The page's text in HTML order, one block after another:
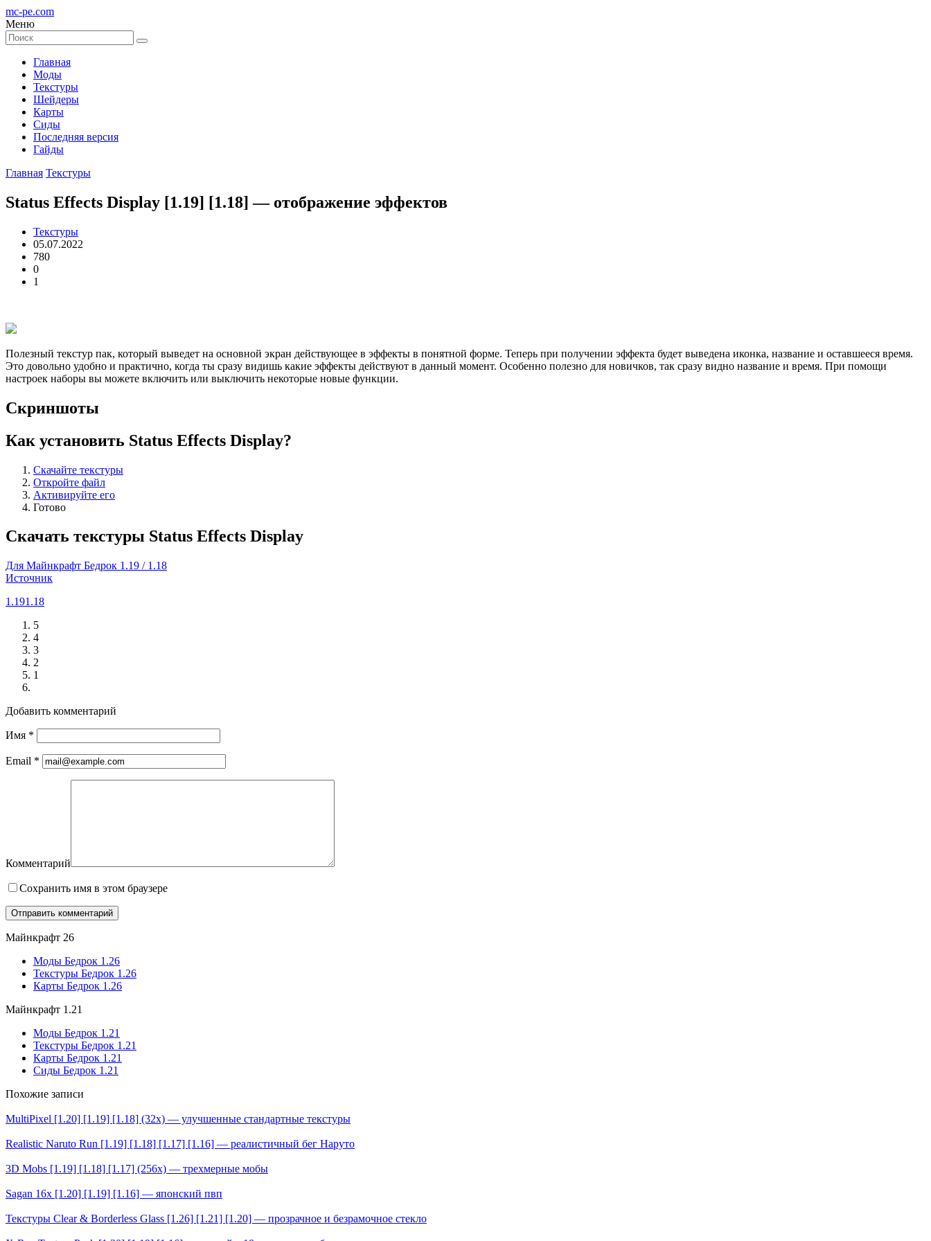
mc-pe.com
Меню
Главная
Моды
Текстуры
Шейдеры
Карты
Сиды
Последняя версия
Гайды
Главная Текстуры
Status Effects Display [1.19] [1.18] — отображение эффектов
Текстуры
05.07.2022
780
0
1
Полезный текстур пак, который выведет на основной экран действующее в эффекты в понятной форме. Теперь при получении эффекта будет выведена иконка, название и оставшееся время.
Это довольно удобно и практично, когда ты сразу видишь какие эффекты действуют в данный момент. Особенно полезно для новичков, так сразу видно название и время. При помощи
настроек наборы вы можете включить или выключить некоторые новые функции.
Скриншоты
Как установить Status Effects Display?
Скачайте текстуры
Откройте файл
Активируйте его
Готово
Скачать текстуры Status Effects Display
Для Майнкрафт Бедрок 1.19 / 1.18
Источник
1.191.18
5
4
3
2
1
Добавить комментарий
Имя *
Email *
Комментарий
Сохранить имя в этом браузере
Майнкрафт 26
Моды Бедрок 1.26
Текстуры Бедрок 1.26
Карты Бедрок 1.26
Майнкрафт 1.21
Моды Бедрок 1.21
Текстуры Бедрок 1.21
Карты Бедрок 1.21
Сиды Бедрок 1.21
Похожие записи
MultiPixel [1.20] [1.19] [1.18] (32x) — улучшенные стандартные текстуры
Realistic Naruto Run [1.19] [1.18] [1.17] [1.16] — реалистичный бег Наруто
3D Mobs [1.19] [1.18] [1.17] (256x) — трехмерные мобы
Sagan 16x [1.20] [1.19] [1.16] — японский пвп
Текстуры Clear & Borderless Glass [1.26] [1.21] [1.20] — прозрачное и безрамочное стекло